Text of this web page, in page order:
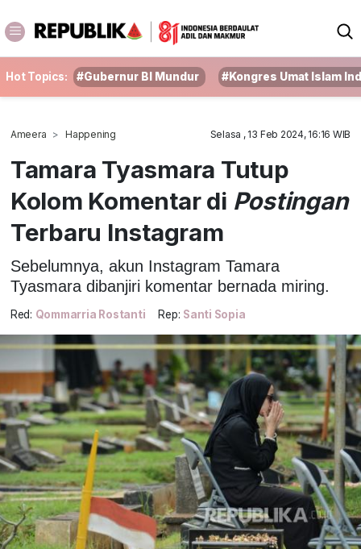
Hot Topics: #Gubernur BI Mundur #Kongres Umat Islam
Ameera Happening Selasa , 13 Feb 2024, 16:16 WIB
Tamara Tyasmara Tutup
Kolom Komentar di Postingan
Terbaru Instagram
Sebelumnya, akun Instagram Tamara
Tyasmara dibanjiri komentar bernada miring.
Red: Qommarria Rostanti Rep: Santi Sopia